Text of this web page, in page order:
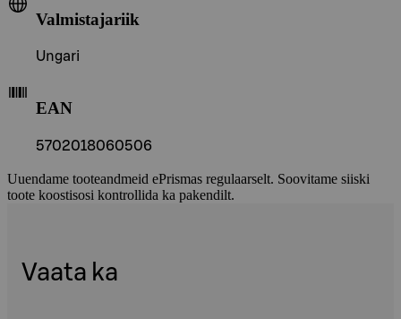
Valmistajariik
Ungari
EAN
5702018060506
Uuendame tooteandmeid ePrismas regulaarselt. Soovitame siiski
toote koostisosi kontrollida ka pakendilt.
Vaata ka